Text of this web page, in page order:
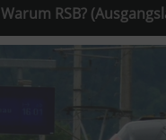
Warum RSB?